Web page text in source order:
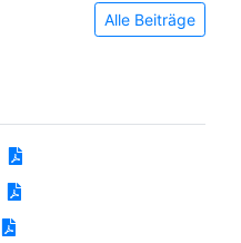
Alle Beiträge